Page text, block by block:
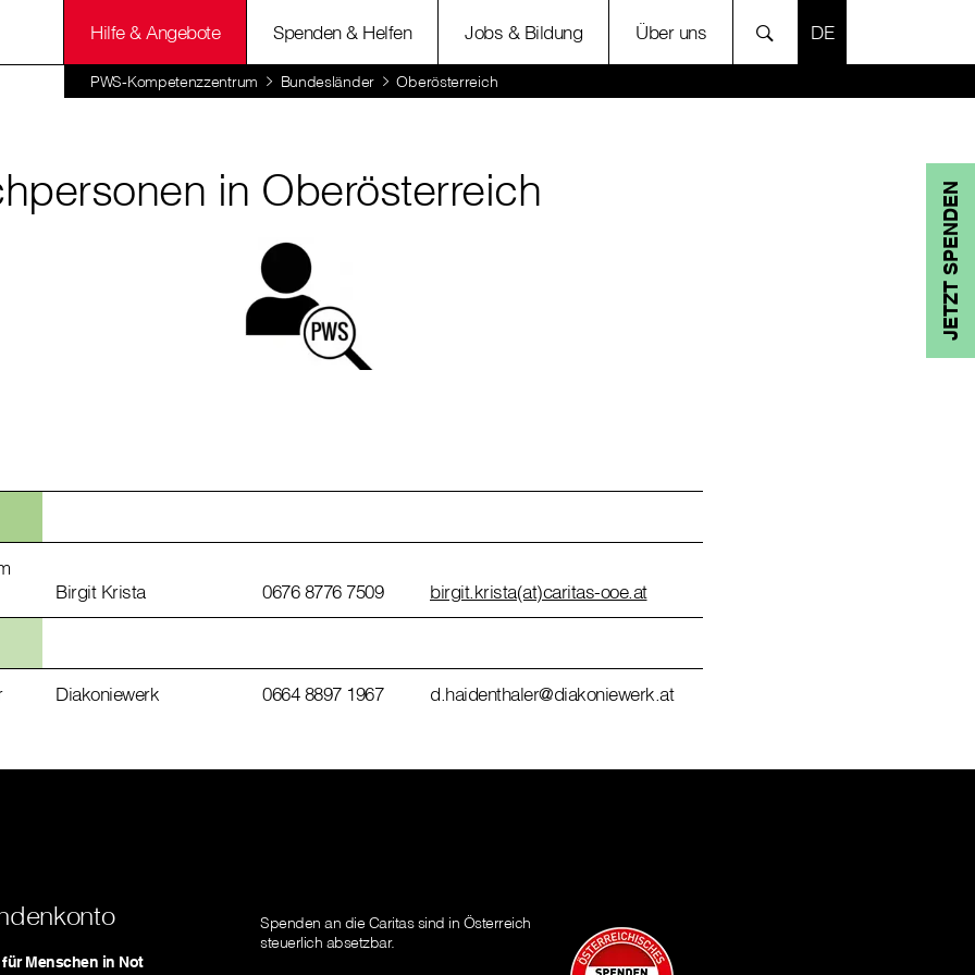
Hilfe & Angebote Spenden & Helfen Jobs & Bildung Über uns SPRACHE
PWS-Kompetenzzentrum Bundesländer Oberösterreich
JETZT SPENDEN
in Oberösterreich
Birgit Krista 0676 8776 7509 birgit.krista(at)caritas-ooe.at
Diakoniewerk 0664 8897 1967 d.haidenthaler@diakoniewerk.at
Menschen in Not
Spenden an die Caritas sind in Österreich
steuerlich absetzbar.